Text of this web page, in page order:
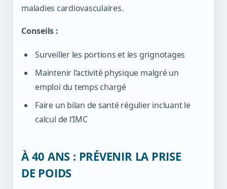
maladies cardiovasculaires.
Conseils :
Surveiller les portions et les grignotages
Maintenir l’activité physique malgré un
emploi du temps chargé
Faire un bilan de santé régulier incluant le
calcul de l’IMC
À 40 ANS : PRÉVENIR LA PRISE
DE POIDS